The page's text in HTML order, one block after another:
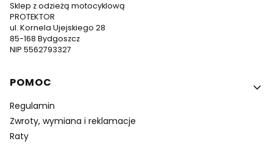
Sklep z odzieżą motocyklową
PROTEKTOR
ul. Kornela Ujejskiego 28
85-168 Bydgoszcz
NIP 5562793327
Linki w stopce
POMOC
Regulamin
Zwroty, wymiana i reklamacje
Raty